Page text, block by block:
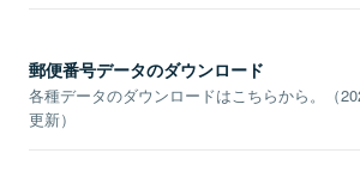
郵便番号データのダウンロード
各種データのダウンロードはこちらから。（
更新）